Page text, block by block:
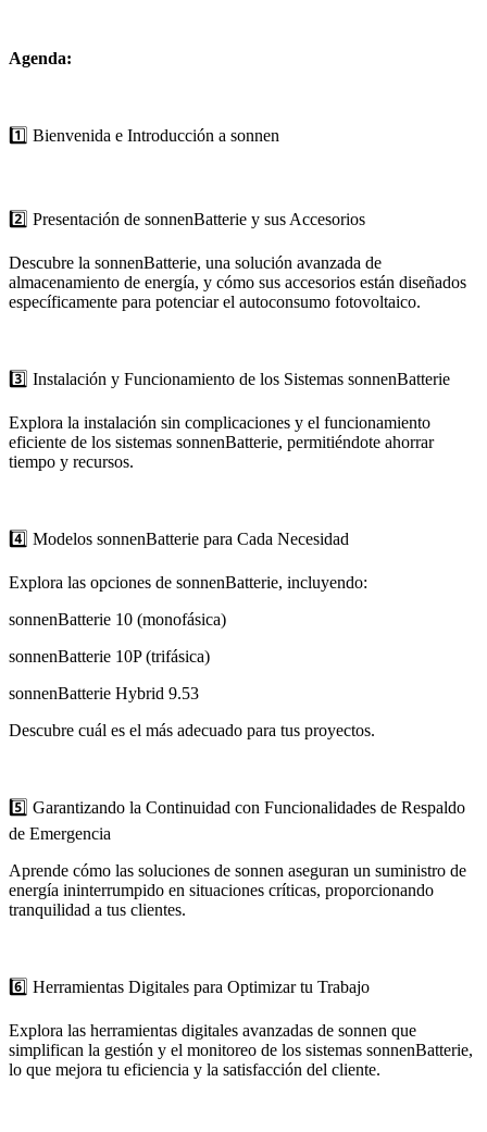
Agenda:
1️⃣ Bienvenida e Introducción a sonnen
2️⃣ Presentación de sonnenBatterie y sus Accesorios
Descubre la sonnenBatterie, una solución avanzada de
almacenamiento de energía, y cómo sus accesorios están diseñados
específicamente para potenciar el autoconsumo fotovoltaico.
3️⃣ Instalación y Funcionamiento de los Sistemas sonnenBatterie
Explora la instalación sin complicaciones y el funcionamiento
eficiente de los sistemas sonnenBatterie, permitiéndote ahorrar
tiempo y recursos.
4️⃣ Modelos sonnenBatterie para Cada Necesidad
Explora las opciones de sonnenBatterie, incluyendo:
sonnenBatterie 10 (monofásica)
sonnenBatterie 10P (trifásica)
sonnenBatterie Hybrid 9.53
Descubre cuál es el más adecuado para tus proyectos.
5️⃣ Garantizando la Continuidad con Funcionalidades de Respaldo
de Emergencia
Aprende cómo las soluciones de sonnen aseguran un suministro de
energía ininterrumpido en situaciones críticas, proporcionando
tranquilidad a tus clientes.
6️⃣ Herramientas Digitales para Optimizar tu Trabajo
Explora las herramientas digitales avanzadas de sonnen que
simplifican la gestión y el monitoreo de los sistemas sonnenBatterie,
lo que mejora tu eficiencia y la satisfacción del cliente.